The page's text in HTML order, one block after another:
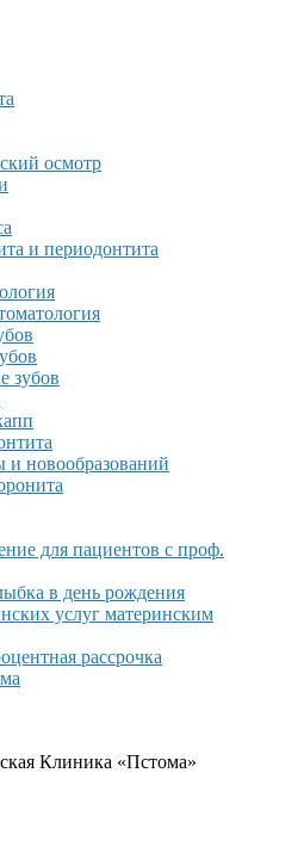
осмотр
и периодонтита
зубов
и новообразований
для пациентов с проф.
в день рождения
услуг материнским
рассрочка
Клиника «Пстома»